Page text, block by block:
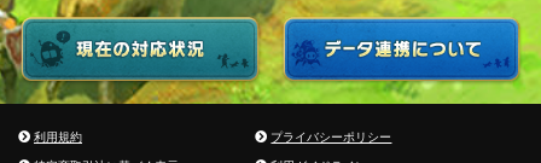
利用規約
プライバシーポリシー